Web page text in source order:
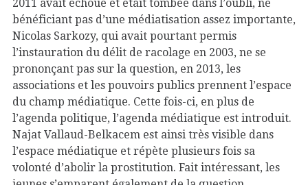
2011 avait échoué et était tombée dans l’oubli, ne
bénéficiant pas d’une médiatisation assez importante,
Nicolas Sarkozy, qui avait pourtant permis
l’instauration du délit de racolage en 2003, ne se
prononçant pas sur la question, en 2013, les
associations et les pouvoirs publics prennent l’espace
du champ médiatique. Cette fois-ci, en plus de
l’agenda politique, l’agenda médiatique est introduit.
Najat Vallaud-Belkacem est ainsi très visible dans
l’espace médiatique et répète plusieurs fois sa
volonté d’abolir la prostitution. Fait intéressant, les